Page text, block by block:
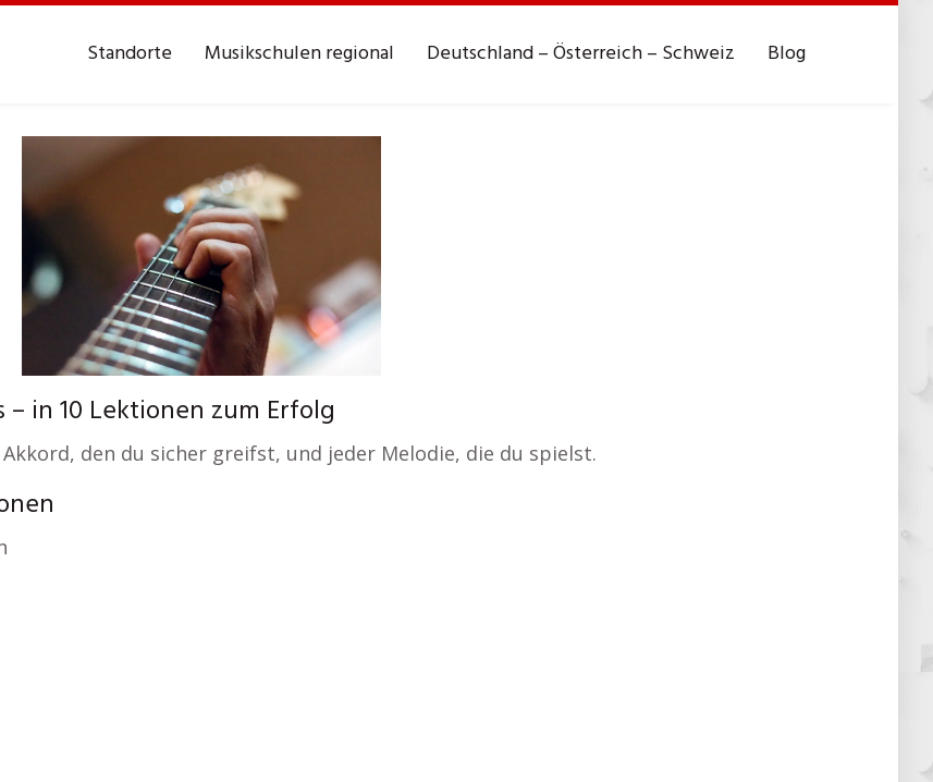
Standorte Musikschulen regional Deutschland – Österreich – Schweiz Blog
in 10 Lektionen zum Erfolg
den du sicher greifst, und jeder Melodie, die du spielst.